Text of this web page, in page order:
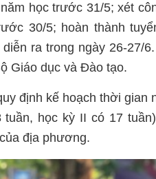
học trước 31/5; xét
30/5; hoàn thành
ra trong ngày 26-27/
Giáo dục và Đào tạo.
định kế hoạch thời gian
học kỳ II có 17
địa phương.